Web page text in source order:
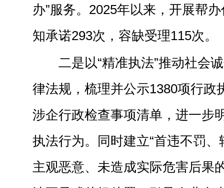
办”服务。2025年以来，开展帮
知承诺293次，容缺受理115次。
二是以“精准执法”推动社会
律法规，梳理并公示1380项行政
涉企行政检查事项清单，进一步
执法行为。同时建立“首违不罚、
主观恶意、未造成实际危害后果